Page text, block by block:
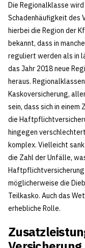
Die Regionalklasse
Schadenhäufigkeit des
hierbei die Region der
bekannt, dass in
reguliert werden als in
das Jahr 2018 neue
heraus.
Kaskoversicherung,
sein, dass sich in
die
hingegen
komplex. Vielleicht
die Zahl der Unfälle,
möglicherweise die
Teilkasko. Auch das
erhebliche Rolle.